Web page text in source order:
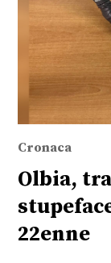
Cronaca
Olbia,
22enne